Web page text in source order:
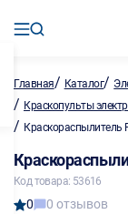
Главная/ Каталог/
/ Краскопульты
/ Краскораспылитель
Код товара: 53616
0 0 отзывов